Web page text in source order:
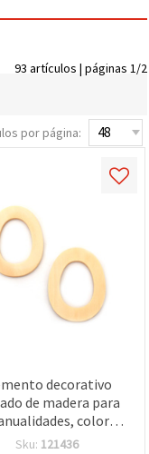
93 artículos | páginas 1/2
por página:
decorativo
de madera para
color
natural, 59x45x4
Sku: 121436